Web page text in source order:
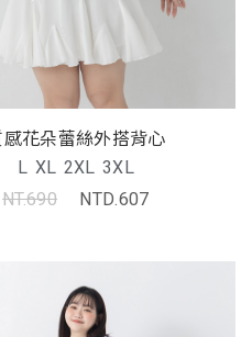
花朵蕾絲外搭背心
L XL 2XL 3XL
NT.690
NTD.607